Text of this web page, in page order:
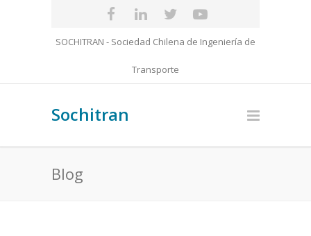
SOCHITRAN - Sociedad Chilena de Ingeniería de
Transporte
Sochitran
Blog